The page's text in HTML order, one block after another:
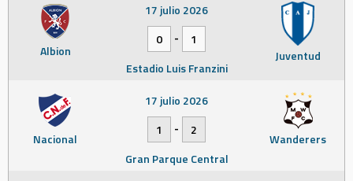
Albion Juventud
17 julio 2026
0
-
1
Estadio Luis Franzini
Nacional Wanderers
17 julio 2026
1
-
2
Gran Parque Central